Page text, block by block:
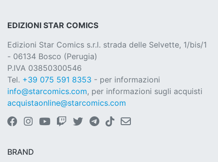
EDIZIONI STAR COMICS
Edizioni Star Comics s.r.l. strada delle Selvette, 1/bis/1
- 06134 Bosco (Perugia)
P.IVA 03850300546
Tel. +39 075 591 8353 - per informazioni
info@starcomics.com, per informazioni sugli acquisti
acquistaonline@starcomics.com
BRAND